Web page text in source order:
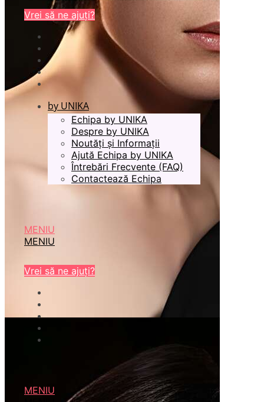
Vrei să ne ajuți?
by UNIKA
Echipa by UNIKA
Despre by UNIKA
Noutăți și Informații
Ajută Echipa by UNIKA
Întrebări Frecvente (FAQ)
Contactează Echipa
MENIU
MENIU
Vrei să ne ajuți?
MENIU